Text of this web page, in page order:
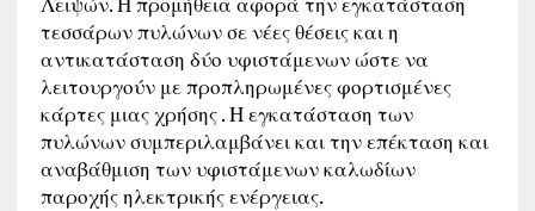
τεσσάρων πυλώνων σε νέες θέσεις και η
αντικατάσταση δύο υφιστάμενων ώστε να
λειτουργούν με προπληρωμένες φορτισμένες
κάρτες μιας χρήσης . Η εγκατάσταση των
πυλώνων συμπεριλαμβάνει και την επέκταση και
αναβάθμιση των υφιστάμενων καλωδίων
παροχής ηλεκτρικής ενέργειας.